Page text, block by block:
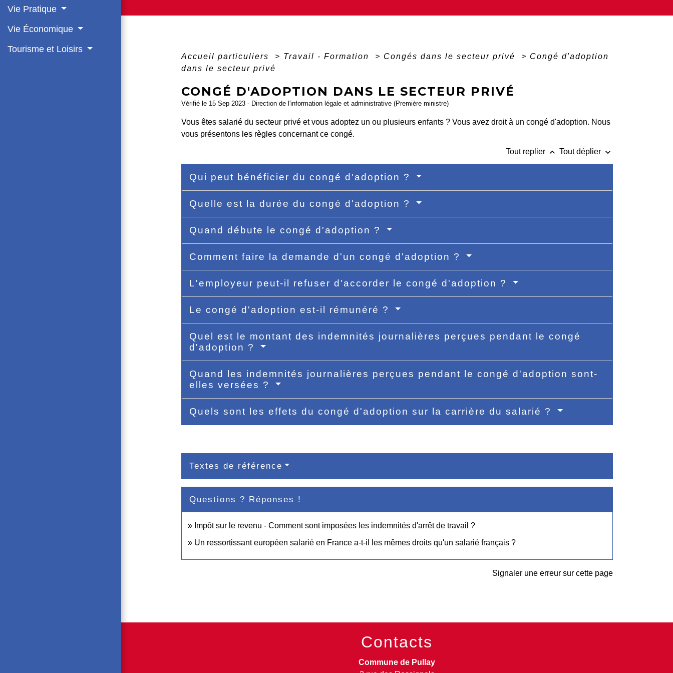
Vie Pratique
Vie Économique
Tourisme et Loisirs
Accueil particuliers > Travail - Formation > Congés dans le secteur privé > Congé d'adoption
dans le secteur privé
CONGÉ D'ADOPTION DANS LE SECTEUR PRIVÉ
Vérifié le 15 Sep 2023 - Direction de l'information légale et administrative (Première ministre)
Vous êtes salarié du secteur privé et vous adoptez un ou plusieurs enfants ? Vous avez droit à un congé d'adoption. Nous
vous présentons les règles concernant ce congé.
Tout replier keyboard_arrow_up Tout déplier keyboard_arrow_down
Qui peut bénéficier du congé d'adoption ?
Quelle est la durée du congé d'adoption ?
Quand débute le congé d'adoption ?
Comment faire la demande d'un congé d'adoption ?
L'employeur peut-il refuser d'accorder le congé d'adoption ?
Le congé d'adoption est-il rémunéré ?
Quel est le montant des indemnités journalières perçues pendant le congé
d'adoption ?
Quand les indemnités journalières perçues pendant le congé d'adoption sont-
elles versées ?
Quels sont les effets du congé d'adoption sur la carrière du salarié ?
Textes de référence
Questions ? Réponses !
Impôt sur le revenu - Comment sont imposées les indemnités d'arrêt de travail ?
Un ressortissant européen salarié en France a-t-il les mêmes droits qu'un salarié français ?
Signaler une erreur sur cette page
Contacts
Commune de Pullay